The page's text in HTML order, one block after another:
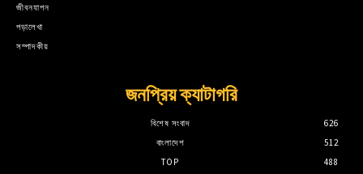
জীবনযাপন
পড়ালেখা
সম্পাদকীয়
জনপ্রিয় ক্যাটাগরি
বিশেষ সংবাদ
626
বাংলাদেশ
512
TOP
488